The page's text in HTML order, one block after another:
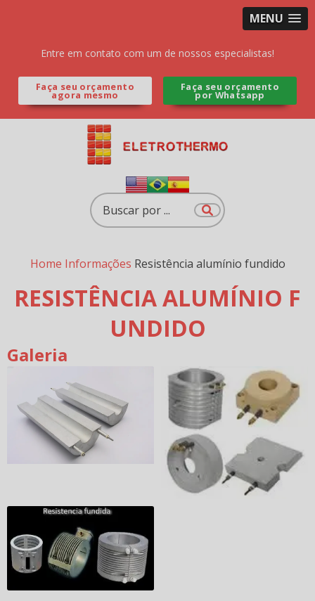
MENU
Entre em contato com um de nossos especialistas!
Faça seu orçamento
agora mesmo
Faça seu orçamento
por Whatsapp
Home Informações Resistência alumínio fundido
RESISTÊNCIA ALUMÍNIO F
UNDIDO
Galeria